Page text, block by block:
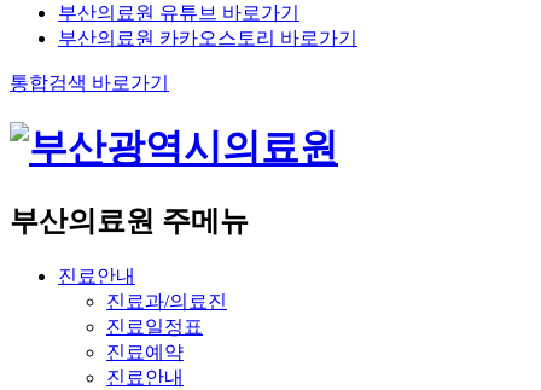
부산의료원 유튜브 바로가기
부산의료원 카카오스토리 바로가기
통합검색 바로가기
부산의료원 주메뉴
진료안내
진료과/의료진
진료일정표
진료예약
진료안내